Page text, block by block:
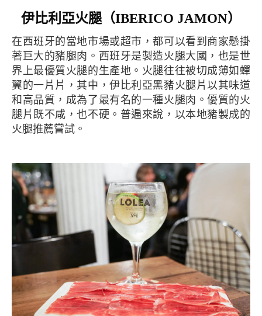
伊比利亞火腿（IBERICO JAMON）
在西班牙的當地市場或超市，都可以看到商家懸掛
著巨大的豬腿肉。西班牙是製造火腿大國，也是世
界上最優質火腿的生產地。火腿往往被切成薄如蟬
翼的一片片，其中，伊比利亞黑豬火腿片以其味道
和高品質，成為了最有名的一種火腿肉。優質的火
腿片既不咸，也不硬。普遍來說，以本地豬製成的
火腿推薦嘗試。